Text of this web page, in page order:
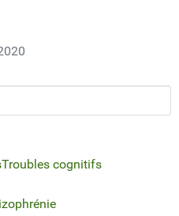
Troubles cognitifs